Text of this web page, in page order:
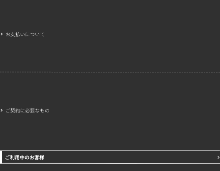
お支払いについて
ご契約に必要なもの
ご利用中のお客様